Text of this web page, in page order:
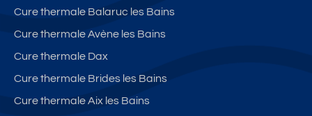
Cure thermale Balaruc les Bains
Cure thermale Avène les Bains
Cure thermale Dax
Cure thermale Brides les Bains
Cure thermale Aix les Bains